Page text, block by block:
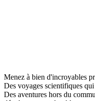
Menez à bien d'incroyables
Des voyages scientifiques
Des aventures hors du